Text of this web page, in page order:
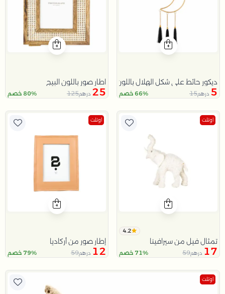
ديكور حائط على شكل الهلال باللون الذهبي و الأسود من سيا
5 درهم15 66% خصم
اطار صور باللون البيج
25 درهم125 80% خصم
اوتلت
4.2
تمثال فيل من سيرافينا
17 درهم59 71% خصم
اوتلت
إطار صور من أركاديا
12 درهم59 79% خصم
اوتلت